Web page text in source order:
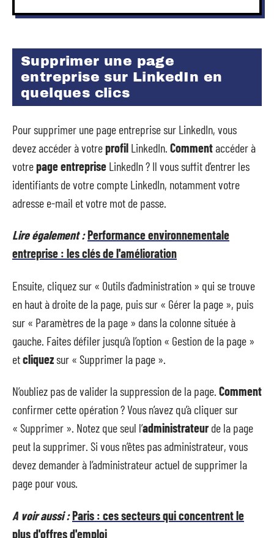
Supprimer une page
entreprise sur LinkedIn en
quelques clics
Pour supprimer une page entreprise sur LinkedIn, vous
devez accéder à votreprofil LinkedIn. Commentaccéder à
votrepage entreprise LinkedIn ? Il vous suffit d’entrer les
identifiants de votre compte LinkedIn, notamment votre
adresse e-mail et votre mot de passe.
Lire également :Performance environnementale
entreprise : les clés de l'amélioration
Ensuite, cliquez sur « Outils d’administration » qui se trouve
en haut à droite de la page, puis sur « Gérer la page », puis
sur « Paramètres de la page » dans la colonne située à
gauche. Faites défiler jusqu’à l’option « Gestion de la page »
etcliquezsur « Supprimer la page ».
N’oubliez pas de valider la suppression de la page. Comment
confirmer cette opération ? Vous n’avez qu’à cliquer sur
« Supprimer ». Notez que seul l’administrateurde la page
peut la supprimer. Si vous n’êtes pas administrateur, vous
devez demander à l’administrateur actuel de supprimer la
page pour vous.
A voir aussi :Paris : ces secteurs qui concentrent le
plus d'offres d'emploi